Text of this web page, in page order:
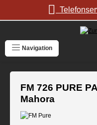
Zum Hauptinhalt springen
Navigation
FM 726 PURE
Mahora